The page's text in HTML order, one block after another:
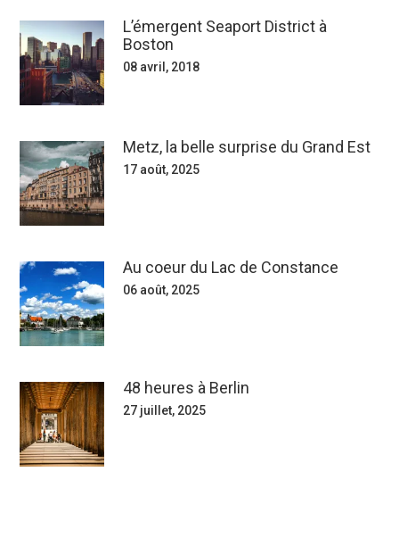
L’émergent Seaport District à
Boston
08 avril, 2018
Metz, la belle surprise du Grand Est
17 août, 2025
Au coeur du Lac de Constance
06 août, 2025
48 heures à Berlin
27 juillet, 2025